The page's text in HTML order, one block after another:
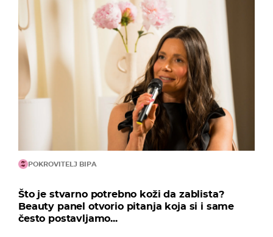
POKROVITELJ BIPA
Što je stvarno potrebno koži da zablista?
Beauty panel otvorio pitanja koja si i same
često postavljamo...